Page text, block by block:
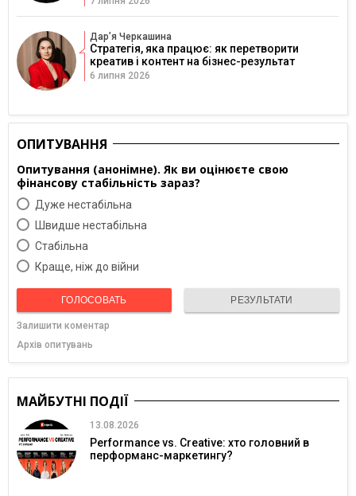
Дарʼя Черкашина
Стратегія, яка працює: як перетворити
креатив і контент на бізнес-результат
6 липня 2026
ОПИТУВАННЯ
Опитування (анонімне). Як ви оцінюєте свою
фінансову стабільність зараз?
Дуже нестабільна
Швидше нестабільна
Cтабільна
Краще, ніж до війни
ГОЛОСОВАТЬ РЕЗУЛЬТАТИ
Залишити коментар
Архів опитувань
МАЙБУТНІ ПОДІЇ
13.08.2026
Performance vs. Creative: хто головний в
перформанс-маркетингу?